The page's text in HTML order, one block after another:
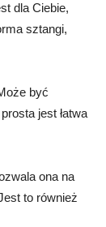
dla Ciebie,
sztangi,
być
jest łatwa
ona na
to również